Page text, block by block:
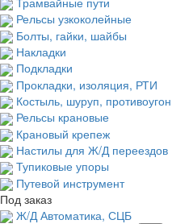
Рельсы узкоколейные
Болты, гайки, шайбы
Накладки
Подкладки
Прокладки, изоляция, РТИ
Костыль, шуруп, противоугон
Рельсы крановые
Крановый крепеж
Настилы для Ж/Д переездов
Тупиковые упоры
Путевой инструмент
Под заказ
Ж/Д Автоматика, СЦБ